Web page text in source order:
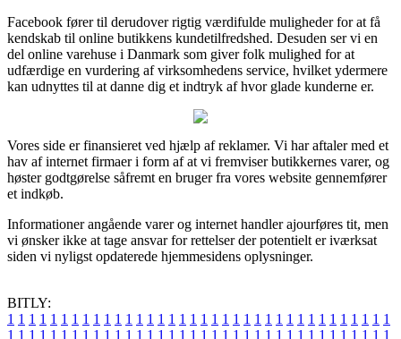
Facebook fører til derudover rigtig værdifulde muligheder for at få
kendskab til online butikkens kundetilfredshed. Desuden ser vi en
del online varehuse i Danmark som giver folk mulighed for at
udfærdige en vurdering af virksomhedens service, hvilket ydermere
kan udnyttes til at danne dig et indtryk af hvor glade kunderne er.
Vores side er finansieret ved hjælp af reklamer. Vi har aftaler med et
hav af internet firmaer i form af at vi fremviser butikkernes varer, og
høster godtgørelse såfremt en bruger fra vores website gennemfører
et indkøb.
Informationer angående varer og internet handler ajourføres tit, men
vi ønsker ikke at tage ansvar for rettelser der potentielt er iværksat
siden vi nyligst opdaterede hjemmesidens oplysninger.
BITLY:
1 1 1 1 1 1 1 1 1 1 1 1 1 1 1 1 1 1 1 1 1 1 1 1 1 1 1 1 1 1 1 1 1 1 1 1
1 1 1 1 1 1 1 1 1 1 1 1 1 1 1 1 1 1 1 1 1 1 1 1 1 1 1 1 1 1 1 1 1 1 1 1